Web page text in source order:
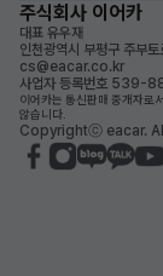
주식회사 이어카
대표 유우재
인천광역시 부평구 주부
cs@eacar.co.kr
사업자 등록번호
이어카는 통신판매 중개자로
않습니다.
Copyrightⓒ eacar.